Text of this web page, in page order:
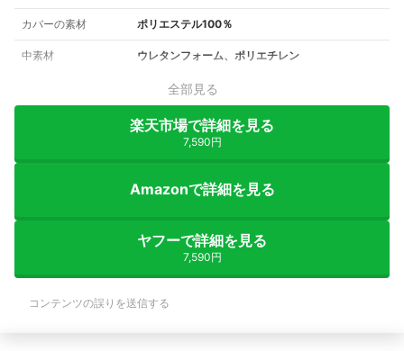
カバーの素材 ポリエステル100％
中素材 ウレタンフォーム、ポリエチレン
全部見る
楽天市場で詳細を見る
7,590円
Amazonで詳細を見る
ヤフーで詳細を見る
7,590円
コンテンツの誤りを送信する